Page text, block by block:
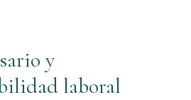
y
laboral